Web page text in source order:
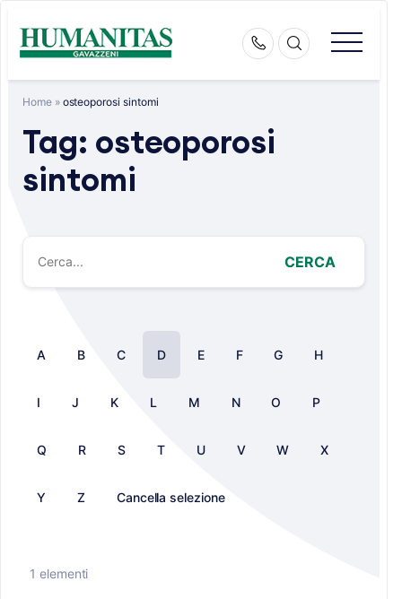
content
Home» osteoporosi sintomi
Tag: osteoporosi
sintomi
CERCA
A B C D E F G H
I J K L M N O P
Q R S T U V W X
Y Z Cancella selezione
1 elementi